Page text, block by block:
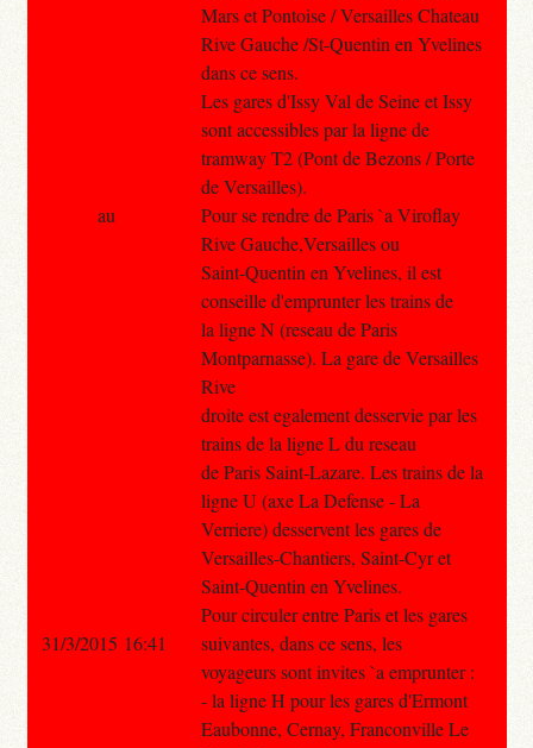
Mars et Pontoise / Versailles Chateau
Rive Gauche /St-Quentin en Yvelines
dans ce sens.
Les gares d'Issy Val de Seine et Issy
sont accessibles par la ligne de
tramway T2 (Pont de Bezons / Porte
de Versailles).
Pour se rendre de Paris `a Viroflay
Rive Gauche,Versailles ou
Saint-Quentin en Yvelines, il est
conseille d'emprunter les trains de
la ligne N (reseau de Paris
Montparnasse). La gare de Versailles
Rive
droite est egalement desservie par les
trains de la ligne L du reseau
de Paris Saint-Lazare. Les trains de la
ligne U (axe La Defense - La
Verriere) desservent les gares de
Versailles-Chantiers, Saint-Cyr et
Saint-Quentin en Yvelines.
Pour circuler entre Paris et les gares
suivantes, dans ce sens, les
voyageurs sont invites `a emprunter :
- la ligne H pour les gares d'Ermont
Eaubonne, Cernay, Franconville Le
au
31/3/2015 16:41